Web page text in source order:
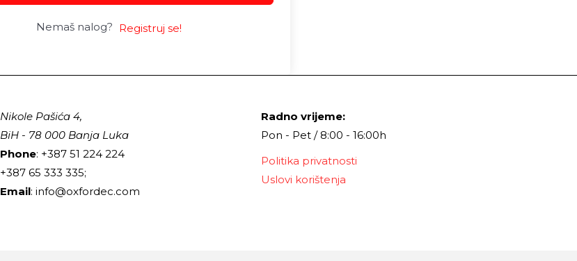
Nemaš nalog? Registruj se!
Nikole Pašića 4,
BiH - 78 000 Banja Luka
Phone: +387 51 224 224
+387 65 333 335;
Email: info@oxfordec.com
Radno vrijeme:
Pon - Pet / 8:00 - 16:00h
Politika privatnosti
Uslovi korištenja